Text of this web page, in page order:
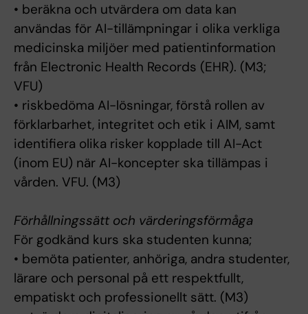
• beräkna och utvärdera om data kan
användas för AI-tillämpningar i olika verkliga
medicinska miljöer med patientinformation
från Electronic Health Records (EHR). (M3;
VFU)
• riskbedöma AI-lösningar, förstå rollen av
förklarbarhet, integritet och etik i AIM, samt
identifiera olika risker kopplade till AI-Act
(inom EU) när AI-koncepter ska tillämpas i
vården. VFU. (M3)
Förhållningssätt och värderingsförmåga
För godkänd kurs ska studenten kunna;
• bemöta patienter, anhöriga, andra studenter,
lärare och personal på ett respektfullt,
empatiskt och professionellt sätt. (M3)